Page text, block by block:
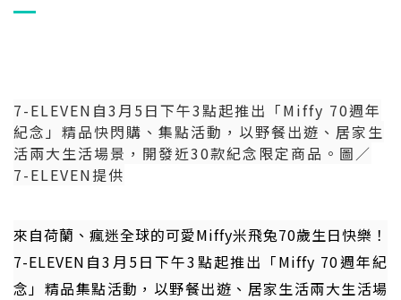
7-ELEVEN自3月5日下午3點起推出「Miffy 70週年
紀念」精品快閃購、集點活動，以野餐出遊、居家生
活兩大生活場景，開發近30款紀念限定商品。圖／
7-ELEVEN提供
來自荷蘭、瘋迷全球的可愛Miffy米飛兔70歲生日快樂！
7-ELEVEN自3月5日下午3點起推出「Miffy 70週年紀
念」精品集點活動，以野餐出遊、居家生活兩大生活場